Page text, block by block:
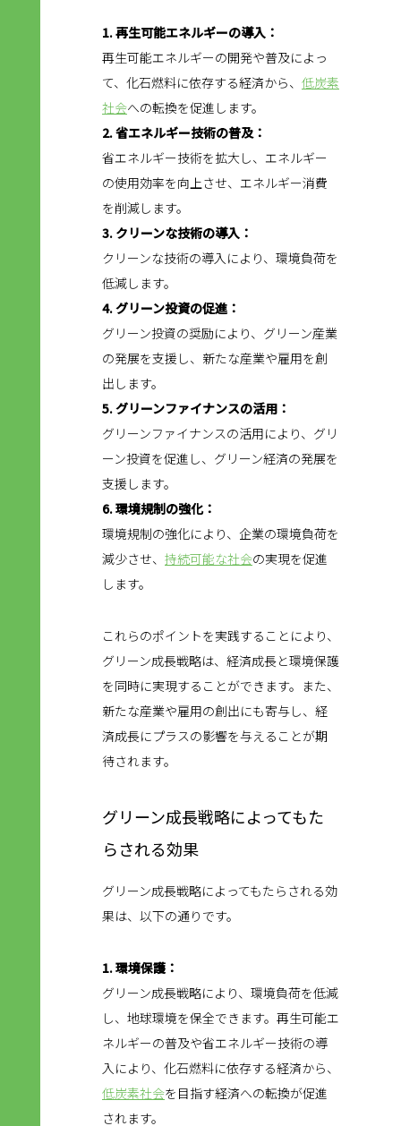
1. 再生可能エネルギーの導入：
再生可能エネルギーの開発や普及によっ
て、化石燃料に依存する経済から、 低炭素
社会への転換を促進します。
2. 省エネルギー技術の普及：
省エネルギー技術を拡大し、エネルギー
の使用効率を向上させ、エネルギー消費
を削減します。
3. クリーンな技術の導入：
クリーンな技術の導入により、環境負荷を
低減します。
4. グリーン投資の促進：
グリーン投資の奨励により、グリーン産業
の発展を支援し、新たな産業や雇用を創
出します。
5. グリーンファイナンスの活用：
グリーンファイナンスの活用により、グリ
ーン投資を促進し、グリーン経済の発展を
支援します。
6. 環境規制の強化：
環境規制の強化により、企業の環境負荷を
減少させ、 持続可能な社会の実現を促進
します。
これらのポイントを実践することにより、
グリーン成長戦略は、経済成長と環境保護
を同時に実現することができます。また、
新たな産業や雇用の創出にも寄与し、経
済成長にプラスの影響を与えることが期
待されます。
グリーン成長戦略によってもた
らされる効果
グリーン成長戦略によってもたらされる効
果は、以下の通りです。
1. 環境保護：
グリーン成長戦略により、環境負荷を低減
し、地球環境を保全できます。再生可能エ
ネルギーの普及や省エネルギー技術の導
入により、化石燃料に依存する経済から、
低炭素社会を目指す経済への転換が促進
されます。